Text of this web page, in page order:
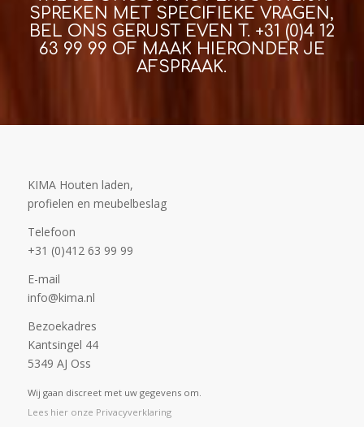
SPREKEN MET SPECIFIEKE VRAGEN,
BEL ONS GERUST EVEN T. +31 (0)4 12
63 99 99 OF MAAK HIERONDER JE
AFSPRAAK.
KIMA Houten laden,
profielen en meubelbeslag
Telefoon
+31 (0)412 63 99 99
E-mail
info@kima.nl
Bezoekadres
Kantsingel 44
5349 AJ Oss
Wij gaan discreet met uw gegevens om.
Lees hier onze Privacyverklaring